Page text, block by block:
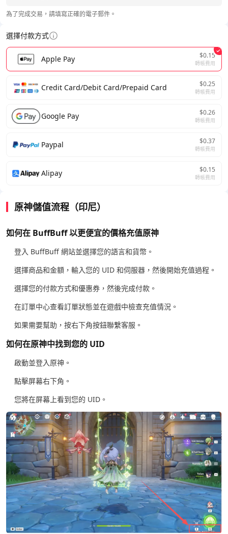
為了完成交易，請填寫正確的電子郵件。
選擇付款方式
Apple Pay $0.15
轉帳費用
Credit Card/Debit Card/Prepaid Card $0.25
轉帳費用
Google Pay $0.26
轉帳費用
Paypal $0.37
轉帳費用
Alipay $0.15
轉帳費用
原神儲值流程（印尼）
如何在 BuffBuff 以更便宜的價格充值原神
登入 BuffBuff 網站並選擇您的語言和貨幣。
選擇商品和金額，輸入您的 UID 和伺服器，然後開始充值過程。
選擇您的付款方式和優惠券，然後完成付款。
在訂單中心查看訂單狀態並在遊戲中檢查充值情況。
如果需要幫助，按右下角按鈕聯繫客服。
如何在原神中找到您的 UID
啟動並登入原神。
點擊屏幕右下角。
您將在屏幕上看到您的 UID。